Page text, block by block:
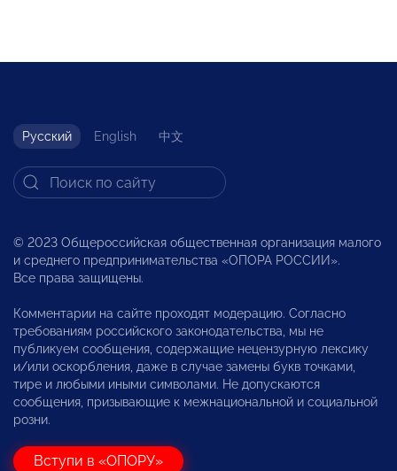
Русский English 中文
© 2023 Общероссийская общественная организация малого
и среднего предпринимательства «ОПОРА РОССИИ».
Все права защищены.
Комментарии на сайте проходят модерацию. Согласно
требованиям российского законодательства, мы не
публикуем сообщения, содержащие нецензурную лексику
и/или оскорбления, даже в случае замены букв точками,
тире и любыми иными символами. Не допускаются
сообщения, призывающие к межнациональной и социальной
розни.
Вступи в «ОПОРУ»